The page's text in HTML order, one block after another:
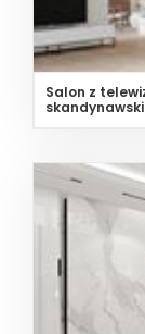
Salon z